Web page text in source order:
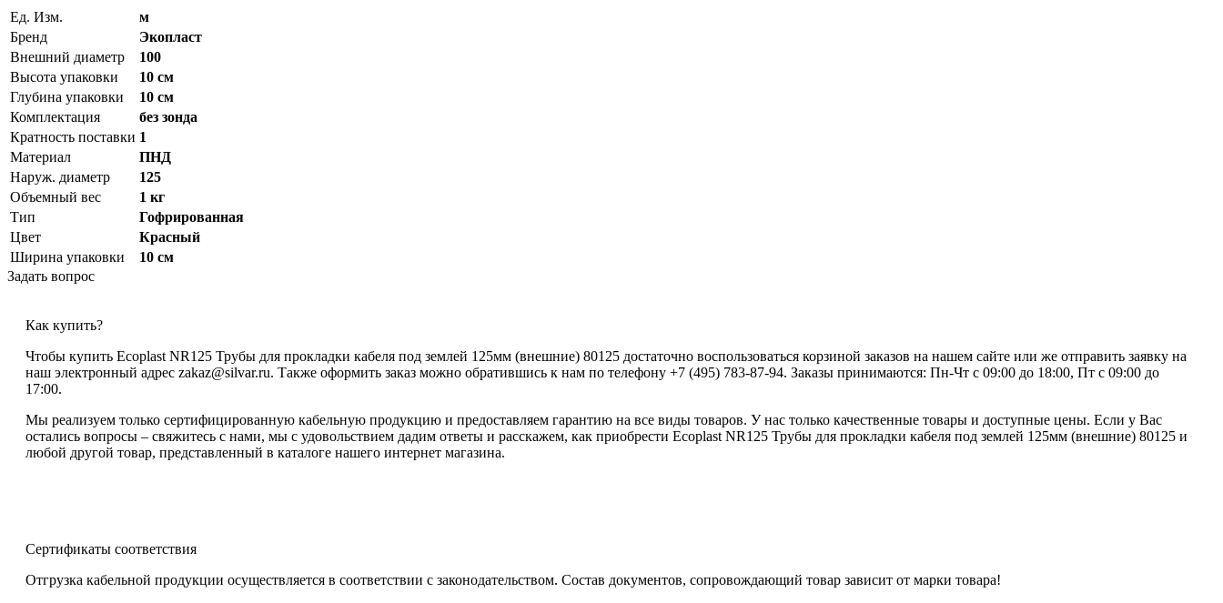
Ед. Изм.
м
Бренд
Экопласт
Внешний диаметр
100
Высота упаковки
10 см
Глубина упаковки
10 см
Комплектация
без зонда
Кратность поставки 1
Материал
ПНД
Наруж. диаметр
125
Объемный вес
1 кг
Тип
Гофрированная
Цвет
Красный
Ширина упаковки
10 см
Задать вопрос
Как купить?
Чтобы купить Ecoplast NR125 Трубы для прокладки кабеля под землей 125мм (внешние) 80125 достаточно воспользоваться корзиной заказов на нашем сайте или же отправить заявку на
наш электронный адрес zakaz@silvar.ru. Также оформить заказ можно обратившись к нам по телефону +7 (495) 783-87-94. Заказы принимаются: Пн-Чт с 09:00 до 18:00, Пт с 09:00 до
17:00.
Мы реализуем только сертифицированную кабельную продукцию и предоставляем гарантию на все виды товаров. У нас только качественные товары и доступные цены. Если у Вас
остались вопросы – свяжитесь с нами, мы с удовольствием дадим ответы и расскажем, как приобрести Ecoplast NR125 Трубы для прокладки кабеля под землей 125мм (внешние) 80125 и
любой другой товар, представленный в каталоге нашего интернет магазина.
Сертификаты соответствия
Отгрузка кабельной продукции осуществляется в соответствии с законодательством. Состав документов, сопровождающий товар зависит от марки товара!